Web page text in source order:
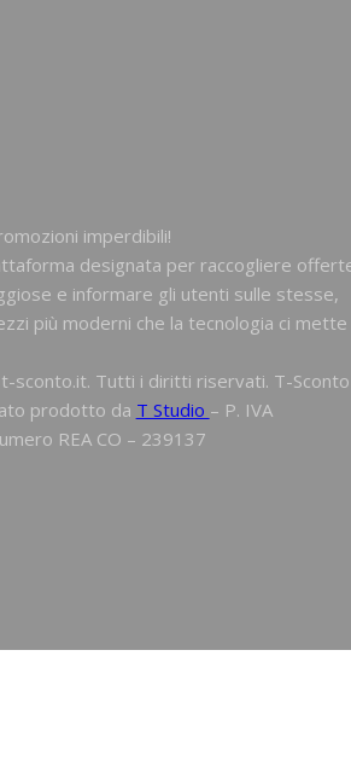
imperdibili!
designata per raccogliere
e informare gli utenti sulle stesse,
più moderni che la tecnologia ci mette
sconto.it. Tutti i diritti riservati. T-
prodotto da T Studio – P. IVA
REA CO – 239137